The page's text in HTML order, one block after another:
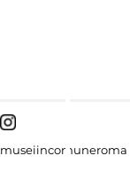
museiincomuneroma